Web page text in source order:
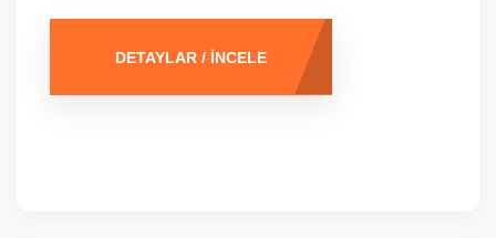
DETAYLAR / İNCELE